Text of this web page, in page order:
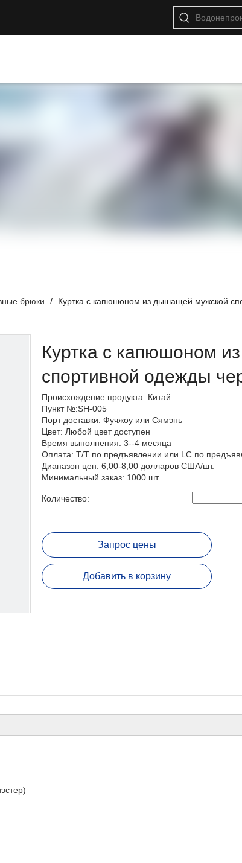
брюки / Куртка с капюшоном из дышащей мужской
Куртка с капюшоном
спортивной одежды
Происхождение продукта: Китай
Пункт №:SH-005
Порт доставки: Фучжоу или Сямэнь
Цвет: Любой цвет доступен
Время выполнения: 3--4 месяца
Оплата: T/T по предъявлении или LC по
Диапазон цен: 6,00-8,00 долларов США/шт.
Минимальный заказ: 1000 шт.
Количество:
Запрос цены
Добавить в корзину